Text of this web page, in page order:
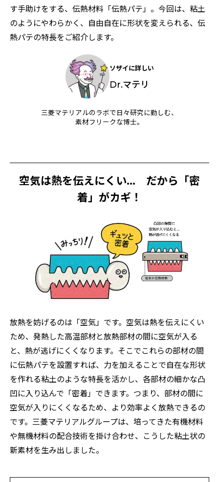
す手助けをする、伝熱材料「伝熱パテ」。今回は、粘土
のようにやわらかく、自由自在に形状を変えられる、伝
熱パテの特長をご紹介します。
ソザイに詳しい
Dr.マテリ
三菱マテリアルのラボで日々研究に勤しむ、
素材フリークな博士。​
空気は熱を伝えにくい... だから「密
着」がカギ！
放熱を妨げるのは「空気」です。空気は熱を伝えにくい
ため、発熱した高温部材と放熱部材の間に空気が入る
と、熱が逃げにくくなります。そこでこれらの部材の間
に伝熱パテを設置すれば、力を加えることで自在な形状
を作れる粘土のような特長を活かし、各部材の細かな凸
凹に入り込んで「密着」できます。つまり、部材の間に
空気が入りにくくなるため、より効率よく放熱できるの
です。三菱マテリアルグループは、培ってきた有機材料
や無機材料の配合技術を掛け合わせ、こうした粘土状の
新素材を生み出しました。